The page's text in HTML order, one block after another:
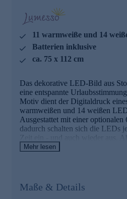
ca. 75 x 112 cm
inkl. 2 AA-Batterien
und 480596
Ergänzende Artikel
Bestellen Sie gleich hier ganz
11 warmweiße und 14
Batterien inklusive
ca. 75 x 112 cm
Das dekorative LED-Bild aus
eine entspannte
Motiv dient der Digitaldruck
warmweißen und 14 weißen
Ausgestattet mit einer
dadurch schalten sich die LEDs
Zeit ein - und auch wieder aus.
Beleuchtung ist das Bild ein
Details im Überblick
Mehr lesen
Maße & Details